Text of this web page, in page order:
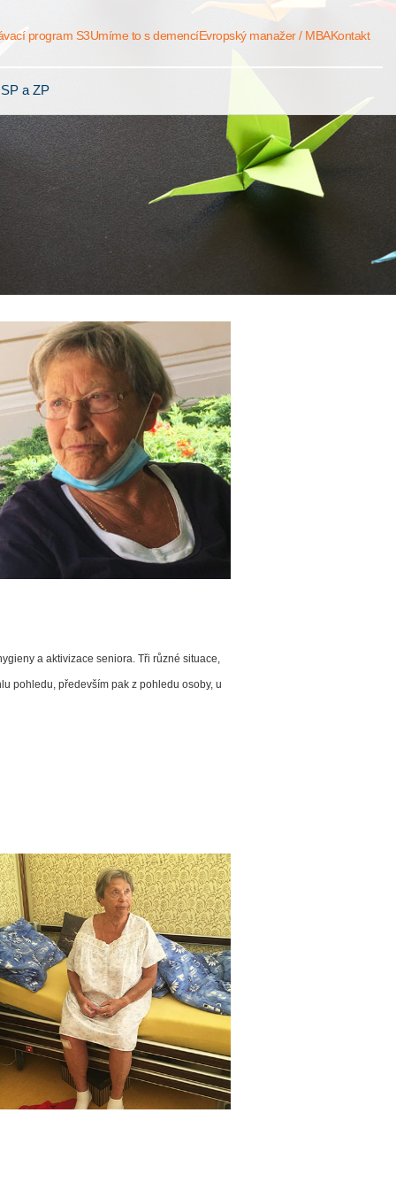
program S3Umíme to s demencíEvropský manažer / MBAKontakt
a ZP
a aktivizace seniora. Tři různé situace,
pohledu, především pak z pohledu osoby, u